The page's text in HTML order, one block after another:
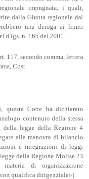
impugnata, i quali,
dalla Giunta regionale dal
una deroga ai limiti
d.lgs. n. 165 del 2001.
117, secondo comma, lettera
Cost.
questa Corte ha dichiarato
contenuto della stessa
della legge della Regione 4
alla manovra di bilancio
e integrazioni di leggi
della Regione Molise 23
di organizzazione
qualifica dirigenziale»).